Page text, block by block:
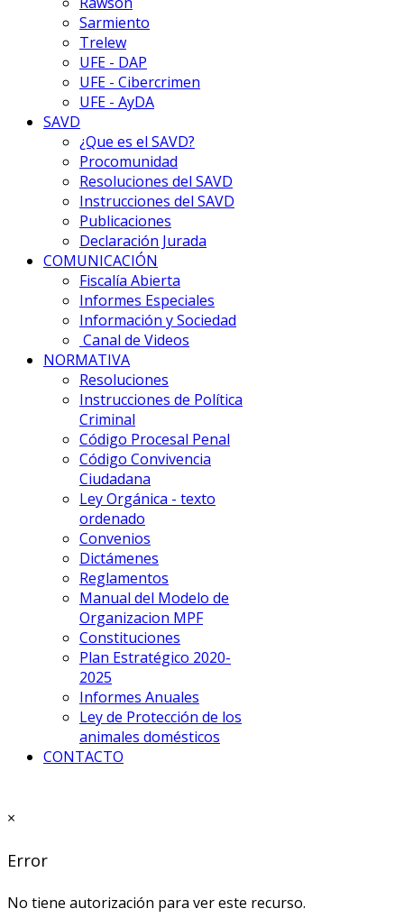
Sarmiento
Trelew
UFE - DAP
UFE - Cibercrimen
UFE - AyDA
SAVD
¿Que es el SAVD?
Procomunidad
Resoluciones del SAVD
Instrucciones del SAVD
Publicaciones
Declaración Jurada
COMUNICACIÓN
Fiscalía Abierta
Informes Especiales
Información y Sociedad
Canal de Videos
NORMATIVA
Resoluciones
Instrucciones de Política
Criminal
Código Procesal Penal
Código Convivencia
Ciudadana
Ley Orgánica - texto
ordenado
Convenios
Dictámenes
Reglamentos
Manual del Modelo de
Organizacion MPF
Constituciones
Plan Estratégico 2020-
2025
Informes Anuales
Ley de Protección de los
animales domésticos
CONTACTO
×
Error
No tiene autorización para ver este recurso.